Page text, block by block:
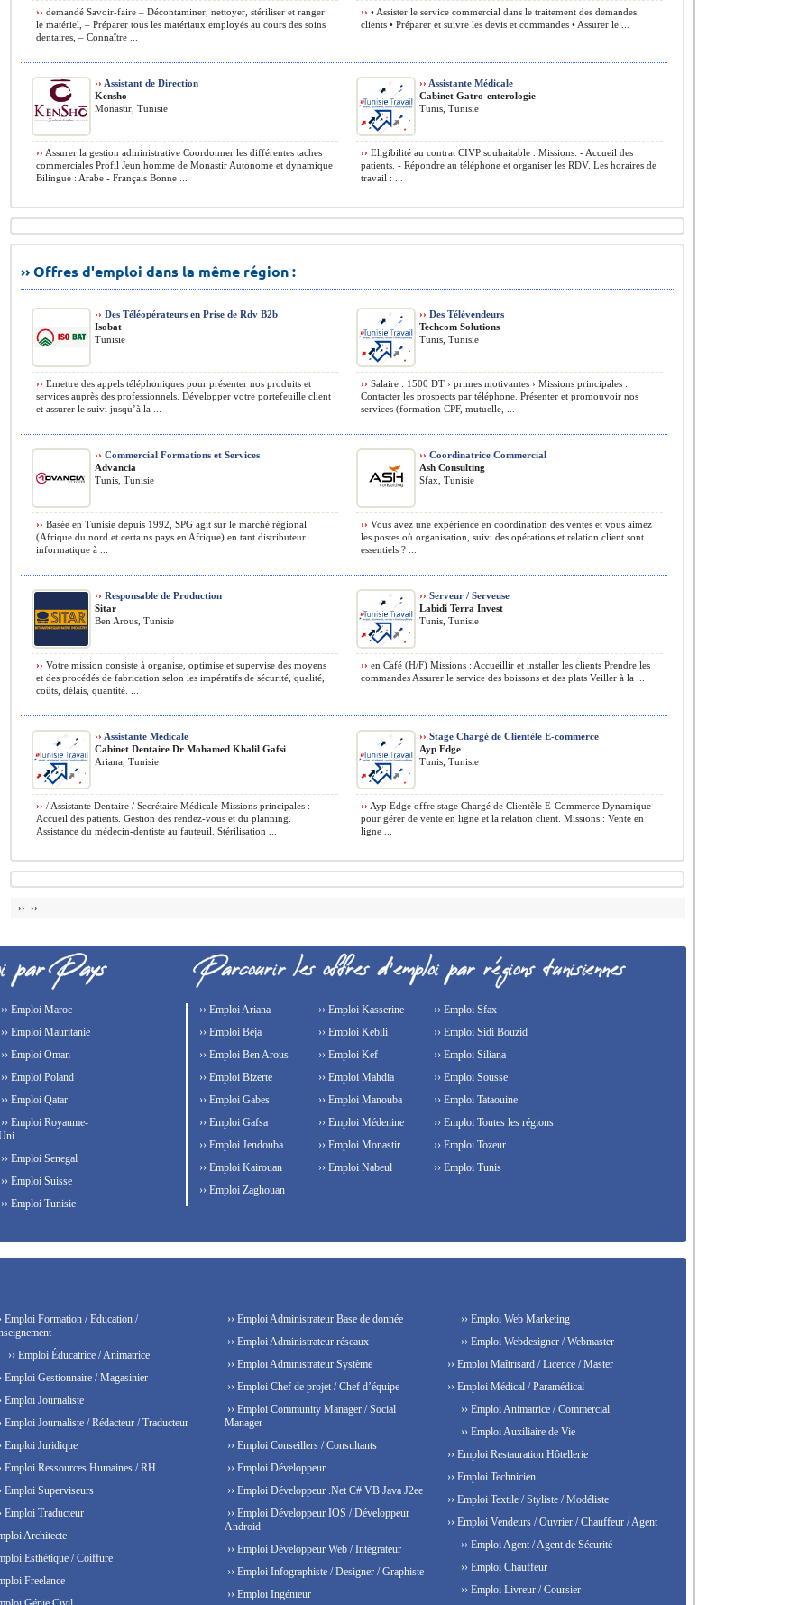
›› demandé Savoir-faire – Décontaminer, nettoyer, stériliser et ranger
le matériel, – Préparer tous les matériaux employés au cours des soins
dentaires, – Connaître ...
›› • Assister le service commercial dans le traitement des demandes
clients • Préparer et suivre les devis et commandes • Assurer le ...
›› Assistant de Direction
Kensho
Monastir, Tunisie
›› Assurer la gestion administrative Coordonner les différentes taches
commerciales Profil Jeun homme de Monastir Autonome et dynamique
Bilingue : Arabe - Français Bonne ...
›› Assistante Médicale
Cabinet Gatro-enterologie
Tunis, Tunisie
›› Eligibilité au contrat CIVP souhaitable . Missions: - Accueil des
patients. - Répondre au téléphone et organiser les RDV. Les horaires de
travail : ...
›› Offres d'emploi dans la même région :
›› Des Téléopérateurs en Prise de Rdv B2b
Isobat
Tunisie
›› Emettre des appels téléphoniques pour présenter nos produits et
services auprès des professionnels. Développer votre portefeuille client
et assurer le suivi jusqu’à la ...
›› Des Télévendeurs
Techcom Solutions
Tunis, Tunisie
›› Salaire : 1500 DT › primes motivantes › Missions principales :
Contacter les prospects par téléphone. Présenter et promouvoir nos
services (formation CPF, mutuelle, ...
›› Commercial Formations et Services
Advancia
Tunis, Tunisie
›› Basée en Tunisie depuis 1992, SPG agit sur le marché régional
(Afrique du nord et certains pays en Afrique) en tant distributeur
informatique à ...
›› Coordinatrice Commercial
Ash Consulting
Sfax, Tunisie
›› Vous avez une expérience en coordination des ventes et vous aimez
les postes où organisation, suivi des opérations et relation client sont
essentiels ? ...
›› Responsable de Production
Sitar
Ben Arous, Tunisie
›› Votre mission consiste à organise, optimise et supervise des moyens
et des procédés de fabrication selon les impératifs de sécurité, qualité,
coûts, délais, quantité. ...
›› Serveur / Serveuse
Labidi Terra Invest
Tunis, Tunisie
›› en Café (H/F) Missions : Accueillir et installer les clients Prendre les
commandes Assurer le service des boissons et des plats Veiller à la ...
›› Assistante Médicale
Cabinet Dentaire Dr Mohamed Khalil Gafsi
Ariana, Tunisie
›› / Assistante Dentaire / Secrétaire Médicale Missions principales :
Accueil des patients. Gestion des rendez-vous et du planning.
Assistance du médecin-dentiste au fauteuil. Stérilisation ...
›› Stage Chargé de Clientèle E-commerce
Ayp Edge
Tunis, Tunisie
›› Ayp Edge offre stage Chargé de Clientèle E-Commerce Dynamique
pour gérer de vente en ligne et la relation client. Missions : Vente en
ligne ...
›› ››
›› Emploi Maroc
›› Emploi Mauritanie
›› Emploi Oman
›› Emploi Poland
›› Emploi Qatar
›› Emploi Royaume-
›› Emploi Senegal
›› Emploi Suisse
›› Emploi Tunisie
›› Emploi Ariana
›› Emploi Béja
›› Emploi Ben Arous
›› Emploi Bizerte
›› Emploi Gabes
›› Emploi Gafsa
›› Emploi Jendouba
›› Emploi Kairouan
›› Emploi Kasserine
›› Emploi Kebili
›› Emploi Kef
›› Emploi Mahdia
›› Emploi Manouba
›› Emploi Médenine
›› Emploi Monastir
›› Emploi Nabeul
›› Emploi Sfax
›› Emploi Sidi Bouzid
›› Emploi Siliana
›› Emploi Sousse
›› Emploi Tataouine
›› Emploi Toutes les régions
›› Emploi Tozeur
›› Emploi Tunis
›› Emploi Zaghouan
Emploi Formation / Education /
›› Emploi Éducatrice / Animatrice
Emploi Gestionnaire / Magasinier
Emploi Journaliste
Emploi Journaliste / Rédacteur / Traducteur
Emploi Juridique
Emploi Ressources Humaines / RH
Emploi Superviseurs
Emploi Traducteur
Architecte
Esthétique / Coiffure
Freelance
›› Emploi Administrateur Base de donnée
›› Emploi Administrateur réseaux
›› Emploi Administrateur Système
›› Emploi Chef de projet / Chef d’équipe
›› Emploi Community Manager / Social
Manager
›› Emploi Conseillers / Consultants
›› Emploi Développeur
›› Emploi Développeur .Net C# VB Java J2ee
›› Emploi Développeur IOS / Développeur
Android
›› Emploi Développeur Web / Intégrateur
›› Emploi Infographiste / Designer / Graphiste
›› Emploi Ingénieur
›› Emploi Web Marketing
›› Emploi Webdesigner / Webmaster
›› Emploi Maîtrisard / Licence / Master
›› Emploi Médical / Paramédical
›› Emploi Animatrice / Commercial
›› Emploi Auxiliaire de Vie
›› Emploi Restauration Hôtellerie
›› Emploi Technicien
›› Emploi Textile / Styliste / Modéliste
›› Emploi Vendeurs / Ouvrier / Chauffeur / Agent
›› Emploi Agent / Agent de Sécurité
›› Emploi Chauffeur
›› Emploi Livreur / Coursier